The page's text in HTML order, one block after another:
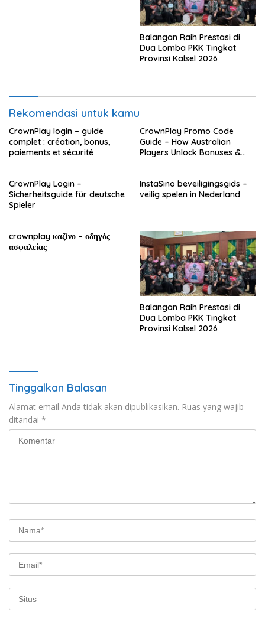
Balangan Raih Prestasi di
Dua Lomba PKK Tingkat
Provinsi Kalsel 2026
Rekomendasi untuk kamu
CrownPlay login – guide
complet : création, bonus,
paiements et sécurité
CrownPlay Promo Code
Guide – How Australian
Players Unlock Bonuses &
CrownPlay Login –
Sicherheitsguide für deutsche
Spieler
InstaSino beveiligingsgids –
veilig spelen in Nederland
crownplay καζίνο – οδηγός
ασφαλείας
Balangan Raih Prestasi di
Dua Lomba PKK Tingkat
Provinsi Kalsel 2026
Tinggalkan Balasan
Alamat email Anda tidak akan dipublikasikan. Ruas yang wajib
ditandai *